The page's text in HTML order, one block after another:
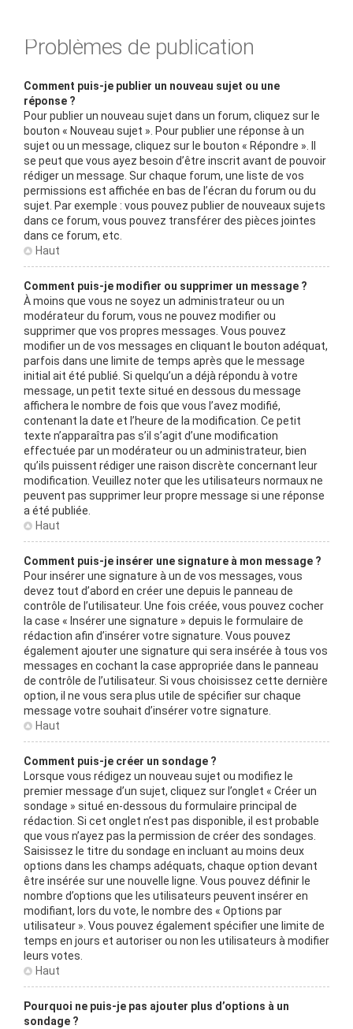
Problèmes de publication
Comment puis-je publier un nouveau sujet ou une
réponse ?
Pour publier un nouveau sujet dans un forum, cliquez sur le
bouton « Nouveau sujet ». Pour publier une réponse à un
sujet ou un message, cliquez sur le bouton « Répondre ». Il
se peut que vous ayez besoin d’être inscrit avant de pouvoir
rédiger un message. Sur chaque forum, une liste de vos
permissions est affichée en bas de l’écran du forum ou du
sujet. Par exemple : vous pouvez publier de nouveaux sujets
dans ce forum, vous pouvez transférer des pièces jointes
dans ce forum, etc.
Haut
Comment puis-je modifier ou supprimer un message ?
À moins que vous ne soyez un administrateur ou un
modérateur du forum, vous ne pouvez modifier ou
supprimer que vos propres messages. Vous pouvez
modifier un de vos messages en cliquant le bouton adéquat,
parfois dans une limite de temps après que le message
initial ait été publié. Si quelqu’un a déjà répondu à votre
message, un petit texte situé en dessous du message
affichera le nombre de fois que vous l’avez modifié,
contenant la date et l’heure de la modification. Ce petit
texte n’apparaîtra pas s’il s’agit d’une modification
effectuée par un modérateur ou un administrateur, bien
qu’ils puissent rédiger une raison discrète concernant leur
modification. Veuillez noter que les utilisateurs normaux ne
peuvent pas supprimer leur propre message si une réponse
a été publiée.
Haut
Comment puis-je insérer une signature à mon message ?
Pour insérer une signature à un de vos messages, vous
devez tout d’abord en créer une depuis le panneau de
contrôle de l’utilisateur. Une fois créée, vous pouvez cocher
la case « Insérer une signature » depuis le formulaire de
rédaction afin d’insérer votre signature. Vous pouvez
également ajouter une signature qui sera insérée à tous vos
messages en cochant la case appropriée dans le panneau
de contrôle de l’utilisateur. Si vous choisissez cette dernière
option, il ne vous sera plus utile de spécifier sur chaque
message votre souhait d’insérer votre signature.
Haut
Comment puis-je créer un sondage ?
Lorsque vous rédigez un nouveau sujet ou modifiez le
premier message d’un sujet, cliquez sur l’onglet « Créer un
sondage » situé en-dessous du formulaire principal de
rédaction. Si cet onglet n’est pas disponible, il est probable
que vous n’ayez pas la permission de créer des sondages.
Saisissez le titre du sondage en incluant au moins deux
options dans les champs adéquats, chaque option devant
être insérée sur une nouvelle ligne. Vous pouvez définir le
nombre d’options que les utilisateurs peuvent insérer en
modifiant, lors du vote, le nombre des « Options par
utilisateur ». Vous pouvez également spécifier une limite de
temps en jours et autoriser ou non les utilisateurs à modifier
leurs votes.
Haut
Pourquoi ne puis-je pas ajouter plus d’options à un
sondage ?